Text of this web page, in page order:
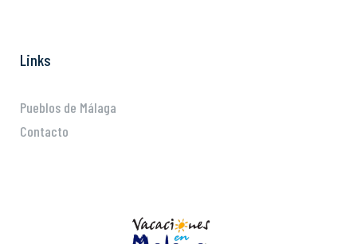
Links
Pueblos de Málaga
Contacto